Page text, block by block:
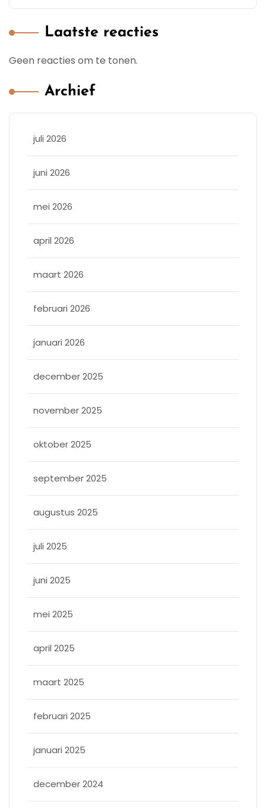
Laatste reacties
Geen reacties om te tonen.
Archief
juli 2026
juni 2026
mei 2026
april 2026
maart 2026
februari 2026
januari 2026
december 2025
november 2025
oktober 2025
september 2025
augustus 2025
juli 2025
juni 2025
mei 2025
april 2025
maart 2025
februari 2025
januari 2025
december 2024